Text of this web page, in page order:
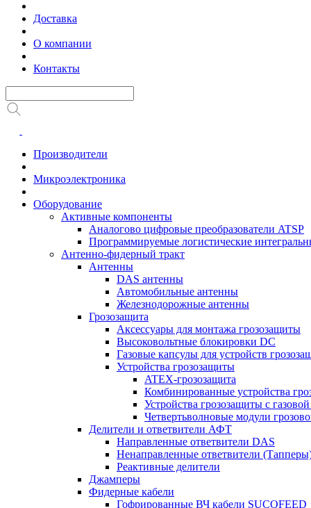
Доставка
О компании
Контакты
Производители
Микроэлектроника
Оборудование
Активные компоненты
Аналогово цифровые преобразователи ATSP
Программируемые логистические
Антенно-фидерный тракт
Антенны
DAS антенны
Автомобильные антенны
Железнодорожные антенны
Грозозащита
Аксессуары для монтажа грозозащиты
Высоковольтные блокировки DC
Газовые капсулы для устройств
Устройства грозозащиты
ATEX-грозозащита
Комбинированные устройства
Устройства грозозащиты с
Четвертьволновые модули
Делители и ответвители АФТ
Направленные ответвители DAS
Ненаправленные ответвители
Реактивные делители
Джамперы
Фидерные кабели
Гофрированные ВЧ кабели SUCOFEED